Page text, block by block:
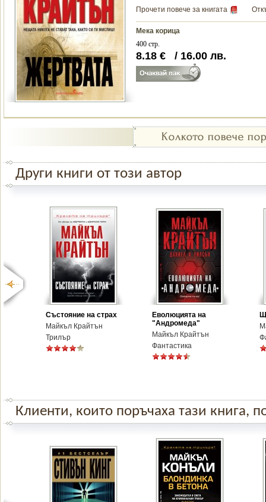
Прочети повече за книгата
Мека корица
400 стр.
8.18 € / 16.00 лв.
Други книги от този автор
Състояние на страх
Майкъл Крайтън
Трилър
Еволюцията на
"Андромеда"
Майкъл Крайтън
Фантастика
Клиенти, които поръчаха тази книга,